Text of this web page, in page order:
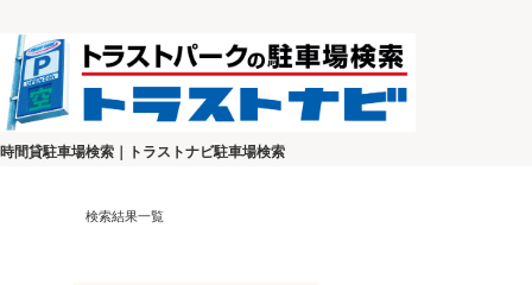
時間貸駐車場検索｜トラストナビ駐車場検索
検索結果一覧